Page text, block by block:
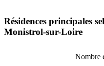
Résidences principales
Monistrol-sur-Loire
Nombre